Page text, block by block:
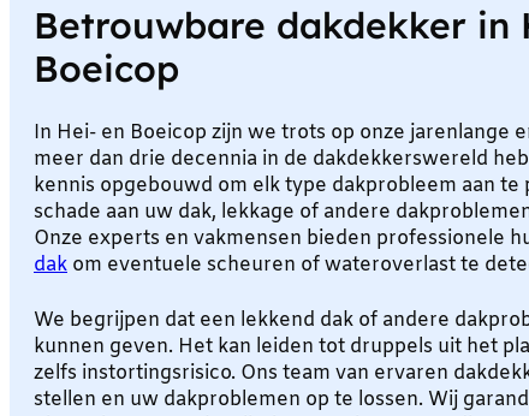
Betrouwbare dakdekker in
Boeicop
In Hei- en Boeicop zijn we trots op onze jarenlange
meer dan drie decennia in de dakdekkerswereld
kennis opgebouwd om elk type dakprobleem aan te
schade aan uw dak, lekkage of andere
Onze experts en vakmensen bieden professionele
dak om eventuele scheuren of wateroverlast te
We begrijpen dat een lekkend dak of andere
kunnen geven. Het kan leiden tot druppels uit het
zelfs instortingsrisico. Ons team van ervaren
stellen en uw dakproblemen op te lossen. Wij